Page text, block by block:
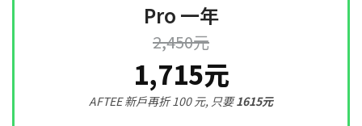
Pro 一年
2,450元
1,715元
AFTEE 新戶再折 100 元, 只要1615元